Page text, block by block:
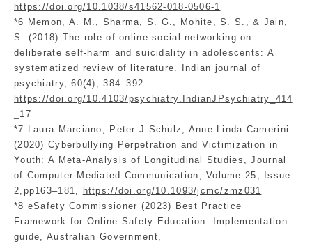
https://doi.org/10.1038/s41562-018-0506-1
*6 Memon, A. M., Sharma, S. G., Mohite, S. S., & Jain,
S. (2018) The role of online social networking on
deliberate self-harm and suicidality in adolescents: A
systematized review of literature. Indian journal of
psychiatry, 60(4), 384–392.
https://doi.org/10.4103/psychiatry.IndianJPsychiatry_414
_17
*7 Laura Marciano, Peter J Schulz, Anne-Linda Camerini
(2020) Cyberbullying Perpetration and Victimization in
Youth: A Meta-Analysis of Longitudinal Studies, Journal
of Computer-Mediated Communication, Volume 25, Issue
2,pp163–181,
https://doi.org/10.1093/jcmc/zmz031
*8 eSafety Commissioner (2023) Best Practice
Framework for Online Safety Education: Implementation
guide, Australian Government,